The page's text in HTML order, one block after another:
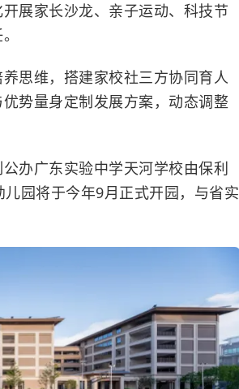
展家长沙龙、亲子运动、科技节
思维，搭建家校社三方协同育人
势量身定制发展方案，动态调整
办广东实验中学天河学校由保利
园将于今年9月正式开园，与省实